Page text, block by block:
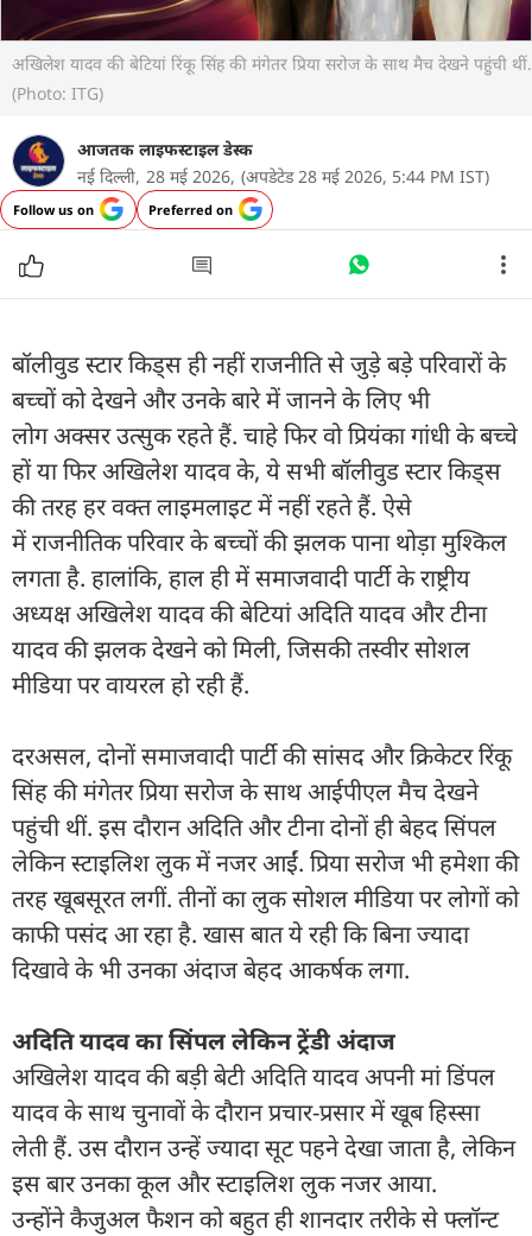
अखिलेश यादव की बेटियां रिंकू सिंह की मंगेतर प्रिया सरोज के साथ मैच देखने पहुंची थीं.
(Photo: ITG)
आजतक लाइफस्टाइल डेस्क
नई दिल्ली, 28 मई 2026, (अपडेटेड 28 मई 2026, 5:44 PM IST)
Follow us on Preferred on
बॉलीवुड स्टार किड्स ही नहीं राजनीति से जुड़े बड़े परिवारों के
बच्चों को देखने और उनके बारे में जानने के लिए भी
लोग अक्सर उत्सुक रहते हैं. चाहे फिर वो प्रियंका गांधी के बच्चे
हों या फिर अखिलेश यादव के, ये सभी बॉलीवुड स्टार किड्स
की तरह हर वक्त लाइमलाइट में नहीं रहते हैं. ऐसे
में राजनीतिक परिवार के बच्चों की झलक पाना थोड़ा मुश्किल
लगता है. हालांकि, हाल ही में समाजवादी पार्टी के राष्ट्रीय
अध्यक्ष अखिलेश यादव की बेटियां अदिति यादव और टीना
यादव की झलक देखने को मिली, जिसकी तस्वीर सोशल
मीडिया पर वायरल हो रही हैं.
दरअसल, दोनों समाजवादी पार्टी की सांसद और क्रिकेटर रिंकू
सिंह की मंगेतर प्रिया सरोज के साथ आईपीएल मैच देखने
पहुंची थीं. इस दौरान अदिति और टीना दोनों ही बेहद सिंपल
लेकिन स्टाइलिश लुक में नजर आईं. प्रिया सरोज भी हमेशा की
तरह खूबसूरत लगीं. तीनों का लुक सोशल मीडिया पर लोगों को
काफी पसंद आ रहा है. खास बात ये रही कि बिना ज्यादा
दिखावे के भी उनका अंदाज बेहद आकर्षक लगा.
अदिति यादव का सिंपल लेकिन ट्रेंडी अंदाज
अखिलेश यादव की बड़ी बेटी अदिति यादव अपनी मां डिंपल
यादव के साथ चुनावों के दौरान प्रचार-प्रसार में खूब हिस्सा
लेती हैं. उस दौरान उन्हें ज्यादा सूट पहने देखा जाता है, लेकिन
इस बार उनका कूल और स्टाइलिश लुक नजर आया.
उन्होंने कैजुअल फैशन को बहुत ही शानदार तरीके से फ्लॉन्ट